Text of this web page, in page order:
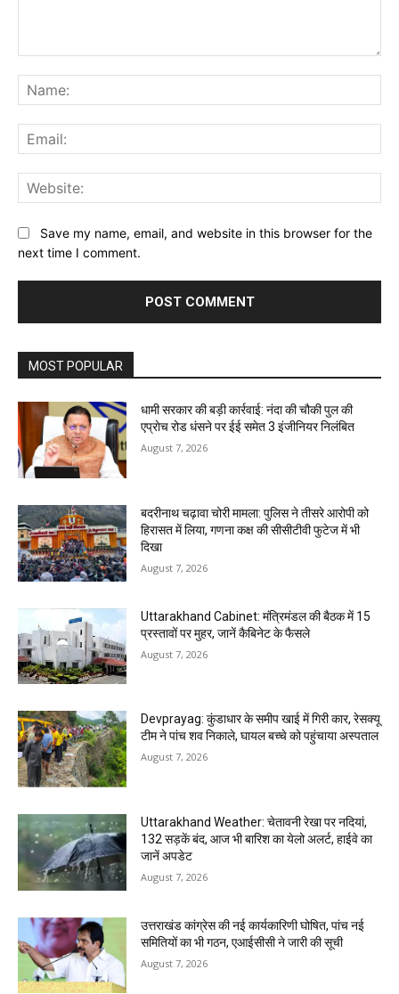
Save my name, email, and website in this browser for the
next time I comment.
MOST POPULAR
धामी सरकार की बड़ी कार्रवाई: नंदा की चौकी पुल की
एप्राेच रोड धंसने पर ईई समेत 3 इंजीनियर निलंबित
August 7, 2026
बदरीनाथ चढ़ावा चोरी मामला: पुलिस ने तीसरे आरोपी को
हिरासत में लिया, गणना कक्ष की सीसीटीवी फुटेज में भी
दिखा
August 7, 2026
Uttarakhand Cabinet: मंत्रिमंडल की बैठक में 15
प्रस्तावों पर मुहर, जानें कैबिनेट के फैसले
August 7, 2026
Devprayag: कुंडाधार के समीप खाई में गिरी कार, रेसक्यू
टीम ने पांच शव निकाले, घायल बच्चे को पहुंचाया अस्पताल
August 7, 2026
Uttarakhand Weather: चेतावनी रेखा पर नदियां,
132 सड़कें बंद, आज भी बारिश का येलो अलर्ट, हाईवे का
जानें अपडेट
August 7, 2026
उत्तराखंड कांग्रेस की नई कार्यकारिणी घोषित, पांच नई
समितियों का भी गठन, एआईसीसी ने जारी की सूची
August 7, 2026